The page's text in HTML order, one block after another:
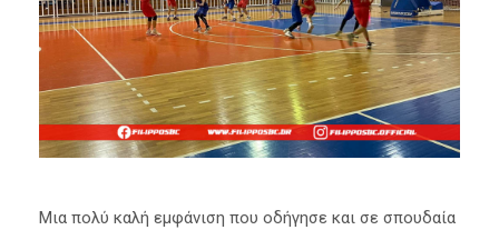
Μια πολύ καλή εμφάνιση που οδήγησε και σε σπουδαία